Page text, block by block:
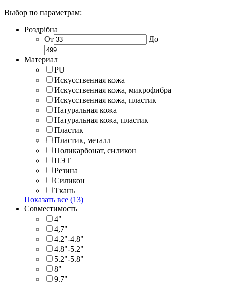
Выбор по параметрам:
Роздрібна
От
До
Материал
PU
Искусственная кожа
Искусственная кожа, микрофибра
Искусственная кожа, пластик
Натуральная кожа
Натуральная кожа, пластик
Пластик
Пластик, металл
Поликарбонат, силикон
ПЭТ
Резина
Силикон
Ткань
Показать все (13)
Совместимость
4"
4,7"
4.2"-4.8"
4.8"-5.2"
5.2"-5.8"
8"
9.7"